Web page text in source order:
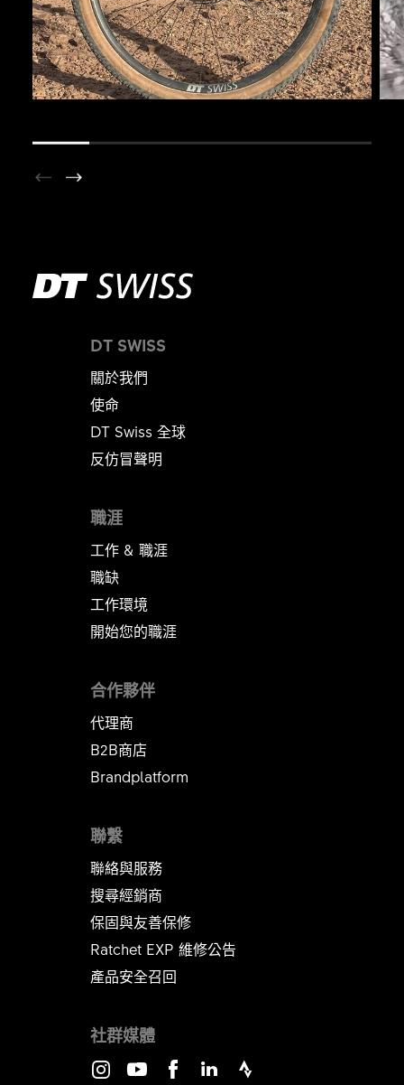
DT SWISS
關於我們
使命
DT Swiss 全球
反仿冒聲明
職涯
工作 & 職涯
職缺
工作環境
開始您的職涯
聯繫
聯絡與服務
搜尋經銷商
保固與友善保修
Ratchet EXP 維修公告​​​​​​​
產品安全召回
合作夥伴
代理商
B2B商店
Brandplatform
社群媒體